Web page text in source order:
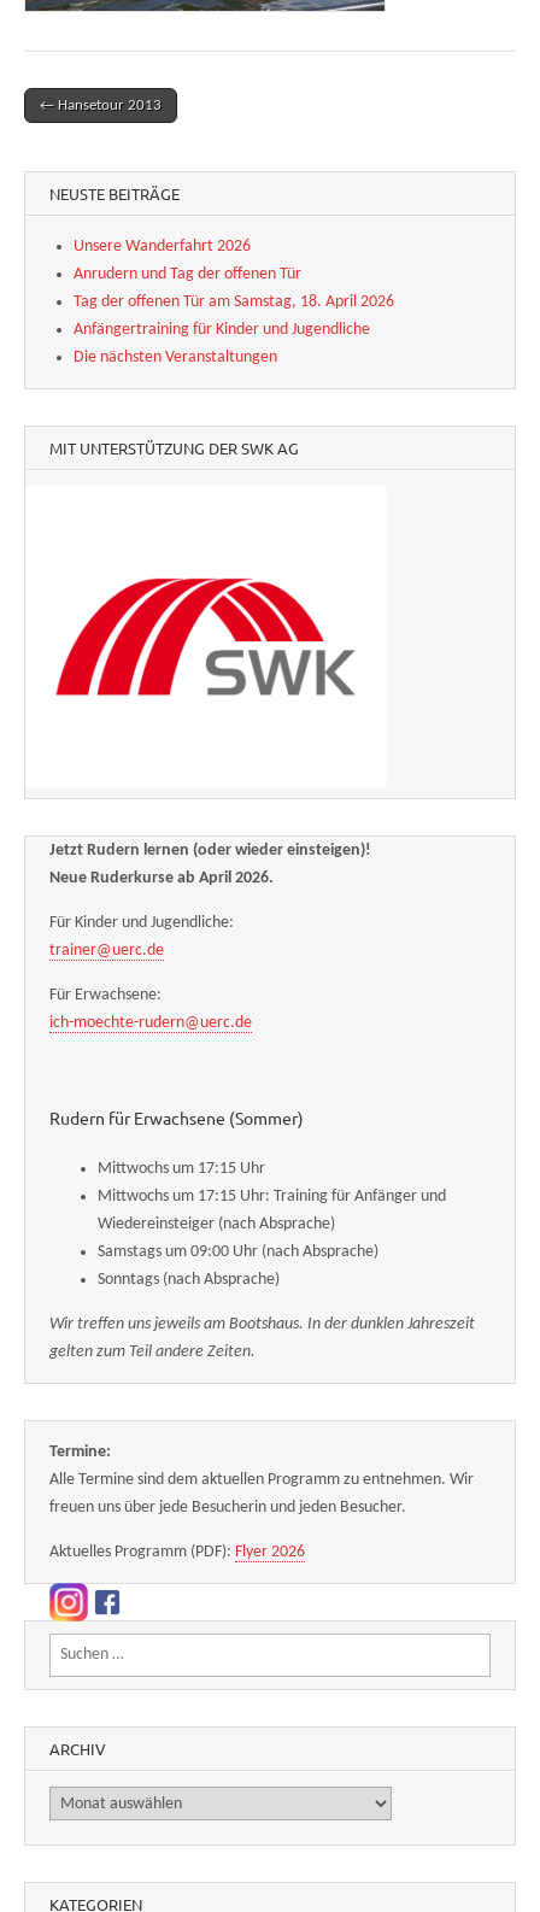
Post navigation
← Hansetour 2013
NEUSTE BEITRÄGE
Unsere Wanderfahrt 2026
Anrudern und Tag der offenen Tür
Tag der offenen Tür am Samstag, 18. April 2026
Anfängertraining für Kinder und Jugendliche
Die nächsten Veranstaltungen
MIT UNTERSTÜTZUNG DER SWK AG
Jetzt Rudern lernen (oder wieder einsteigen)!
Neue Ruderkurse ab April 2026.
Für Kinder und Jugendliche:
trainer@uerc.de
Für Erwachsene:
ich-moechte-rudern@uerc.de
Rudern für Erwachsene (Sommer)
Mittwochs um 17:15 Uhr
Mittwochs um 17:15 Uhr: Training für Anfänger und
Wiedereinsteiger (nach Absprache)
Samstags um 09:00 Uhr (nach Absprache)
Sonntags (nach Absprache)
Wir treffen uns jeweils am Bootshaus. In der dunklen Jahreszeit
gelten zum Teil andere Zeiten.
Termine:
Alle Termine sind dem aktuellen Programm zu entnehmen. Wir
freuen uns über jede Besucherin und jeden Besucher.
Aktuelles Programm (PDF): Flyer 2026
Suchen nach:
ARCHIV
Archiv
KATEGORIEN